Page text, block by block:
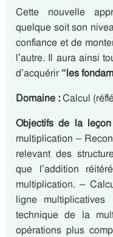
Cette nouvelle
quelque soit son
confiance et de
l’autre. Il aura ainsi
d’acquérir “les
Domaine :Calcul
Objectifs de la
multiplication –
relevant des
que l’addition
multiplication. –
ligne
technique de la
opérations plus